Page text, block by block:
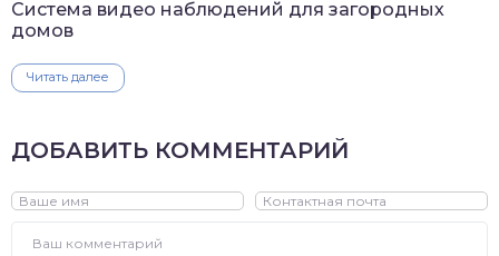
Система видео наблюдений для загородных
домов
Читать далее
ДОБАВИТЬ КОММЕНТАРИЙ